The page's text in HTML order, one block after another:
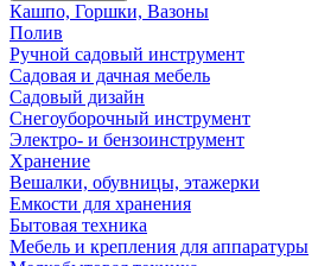
Кашпо, Горшки, Вазоны
Полив
Ручной садовый инструмент
Садовая и дачная мебель
Садовый дизайн
Снегоуборочный инструмент
Электро- и бензоинструмент
Хранение
Вешалки, обувницы, этажерки
Емкости для хранения
Бытовая техника
Мебель и крепления для аппаратуры